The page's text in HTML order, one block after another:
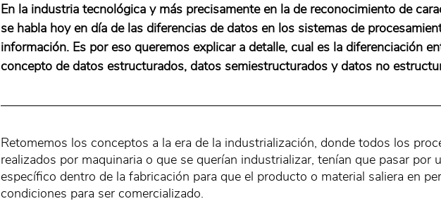
En la industria tecnológica y más precisamente en la de reconocimiento de
se habla hoy en día de las diferencias de datos en los sistemas de
información. Es por eso queremos explicar a detalle, cual es la diferenciación
concepto de datos estructurados, datos semiestructurados y datos no
Retomemos los conceptos a la era de la industrialización, donde todos los
realizados por maquinaria o que se querían industrializar, tenían que pasar por
específico dentro de la fabricación para que el producto o material saliera en
condiciones para ser comercializado.